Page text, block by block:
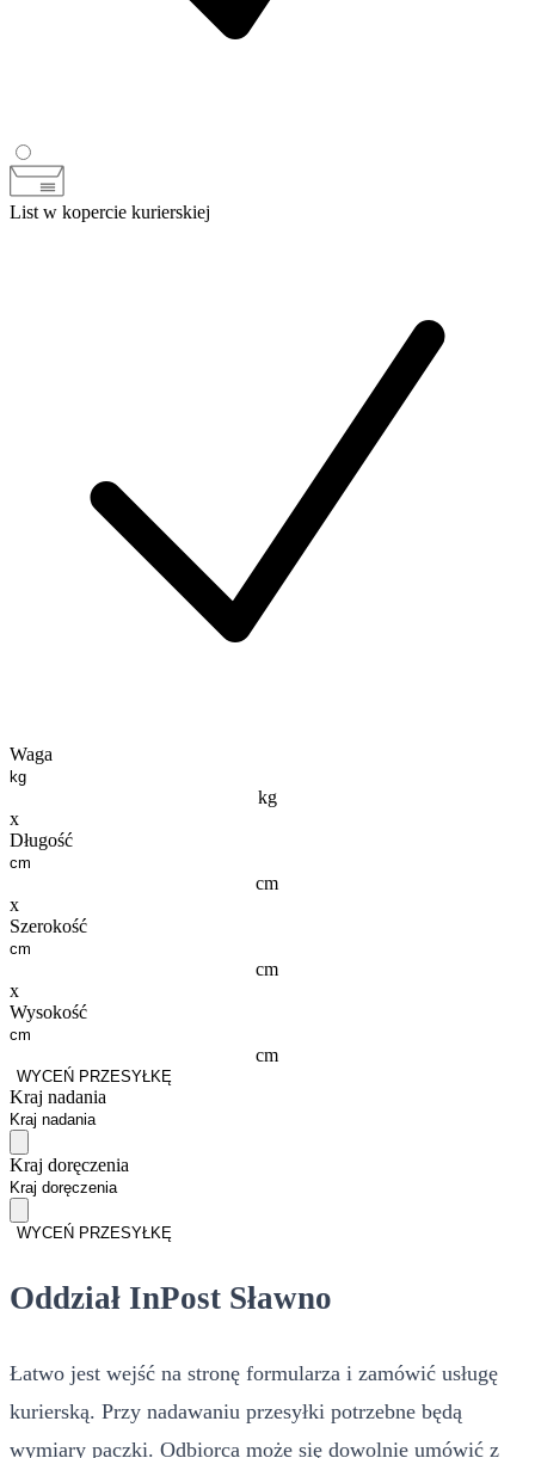
List w kopercie kurierskiej
Waga
kg
x
Długość
cm
x
Szerokość
cm
x
Wysokość
cm
WYCEŃ PRZESYŁKĘ
Kraj nadania
Kraj doręczenia
WYCEŃ PRZESYŁKĘ
Oddział InPost Sławno
Łatwo jest wejść na stronę formularza i zamówić usługę
kurierską. Przy nadawaniu przesyłki potrzebne będą
wymiary paczki. Odbiorca może się dowolnie umówić z